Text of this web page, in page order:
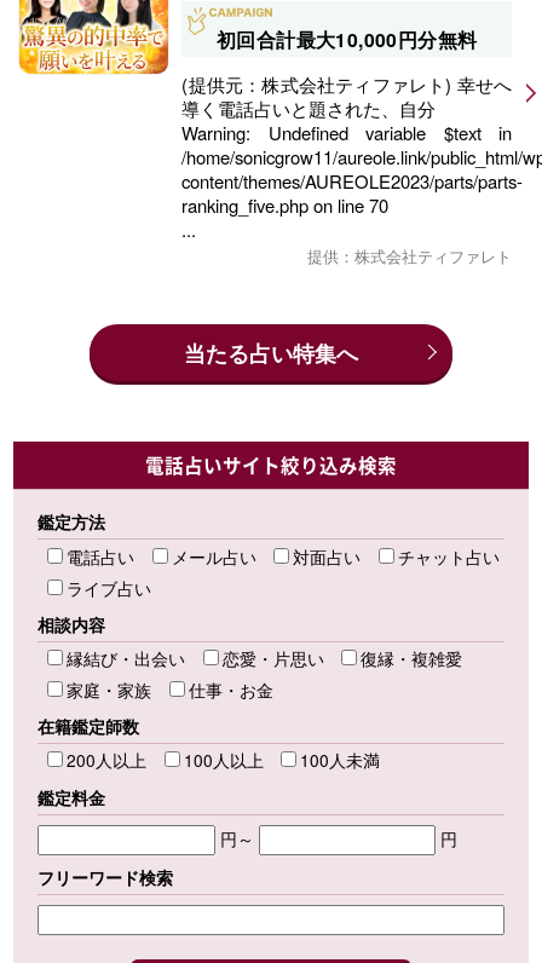
初回合計最大10,000円分無料
(提供元：株式会社ティファレト) 幸せへ
導く電話占いと題された、自分
Warning: Undefined variable $text in
/home/sonicgrow11/aureole.link/public_html/
content/themes/AUREOLE2023/parts/parts-
ranking_five.phpon line70
...
提供：株式会社ティファレト
当たる占い特集へ
電話占いサイト絞り込み検索
鑑定方法
電話占い
メール占い 対面占い
チャット占い
ライブ占い
相談内容
縁結び・出会い
恋愛・片思い
復縁・複雑愛
家庭・家族
仕事・お金
在籍鑑定師数
200人以上
100人以上
100人未満
鑑定料金
円～
円
フリーワード検索